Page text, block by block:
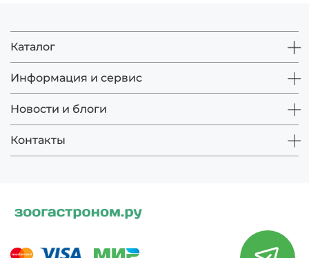
Каталог
Информация и сервис
Новости и блоги
Контакты